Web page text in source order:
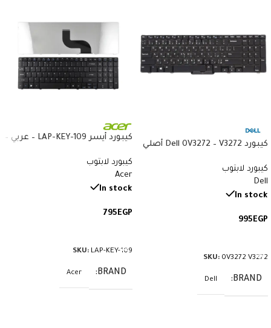
كيبورد Dell 0V3272 – V3272 أصلي
بالعربي والإنجليزي
كيبورد لابتوب
Dell
In stock
995EGP
SKU: 0V3272 V3272
BRAND
Dell
كيبورد أيسر LAP-KEY-109 – عربي –
و8935G
كيبورد لابتوب
Acer
In stock
795EGP
SKU: LAP-KEY-109
BRAND
Acer